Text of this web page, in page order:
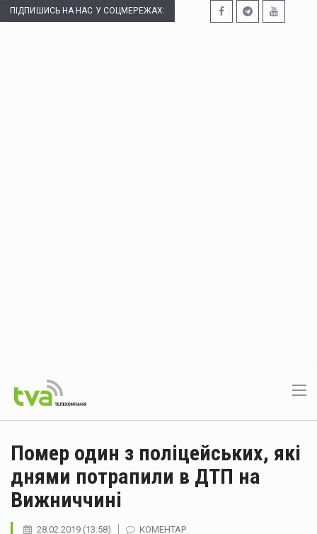
ПІДПИШИСЬ НА НАС У СОЦМЕРЕЖАХ:
Помер один з поліцейських, які
днями потрапили в ДТП на
Вижниччині
28.02.2019 (13:58) КОМЕНТАР